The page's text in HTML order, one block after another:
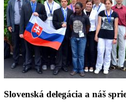
Slovenská delegácia a náš